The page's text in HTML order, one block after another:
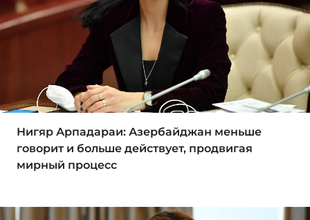
Нигяр Арпадараи: Азербайджан меньше
говорит и больше действует, продвигая
мирный процесс